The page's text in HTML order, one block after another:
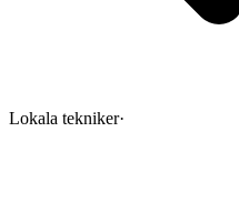
Lokala tekniker·